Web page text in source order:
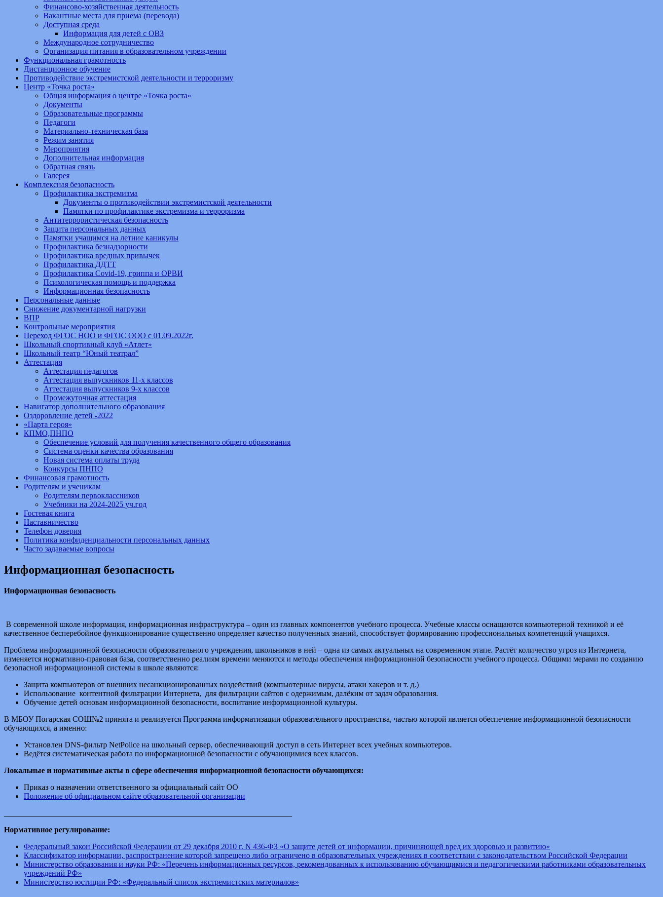
Финансово-хозяйственная деятельность
Вакантные места для приема (перевода)
Доступная среда
Информация для детей с ОВЗ
Международное сотрудничество
Организация питания в образовательном учреждении
Функциональная грамотность
Дистанционное обучение
Противодействие экстремистской деятельности и терроризму
Центр «Точка роста»
Общая информация о центре «Точка роста»
Документы
Образовательные программы
Педагоги
Материально-техническая база
Режим занятия
Мероприятия
Дополнительная информация
Обратная связь
Галерея
Комплексная безопасность
Профилактика экстремизма
Документы о противодействии экстремистской деятельности
Памятки по профилактике экстремизма и терроризма
Антитеррористическая безопасность
Защита персональных данных
Памятки учащимся на летние каникулы
Профилактика безнадзорности
Профилактика вредных привычек
Профилактика ДДТТ
Профилактика Covid-19, гриппа и ОРВИ
Психологическая помощь и поддержка
Информационная безопасность
Персональные данные
Снижение документарной нагрузки
ВПР
Контрольные мероприятия
Переход ФГОС НОО и ФГОС ООО с 01.09.2022г.
Школьный спортивный клуб «Атлет»
Школьный театр “Юный театрал”
Аттестация
Аттестация педагогов
Аттестация выпускников 11-х классов
Аттестация выпускников 9-х классов
Промежуточная аттестация
Навигатор дополнительного образования
Оздоровление детей -2022
«Парта героя»
КПМО,ПНПО
Обеспечение условий для получения качественного общего образования
Система оценки качества образования
Новая система оплаты труда
Конкурсы ПНПО
Финансовая грамотность
Родителям и ученикам
Родителям первоклассников
Учебники на 2024-2025 уч.год
Гостевая книга
Наставничество
Телефон доверия
Политика конфиденциальности персональных данных
Часто задаваемые вопросы
Информационная безопасность
Информационная безопасность
В современной школе информация, информационная инфраструктура – один из главных компонентов учебного процесса. Учебные классы оснащаются компьютерной техникой и её
качественное бесперебойное функционирование существенно определяет качество полученных знаний, способствует формированию профессиональных компетенций учащихся.
Проблема информационной безопасности образовательного учреждения, школьников в ней – одна из самых актуальных на современном этапе. Растёт количество угроз из Интернета,
изменяется нормативно-правовая база, соответственно реалиям времени меняются и методы обеспечения информационной безопасности учебного процесса. Общими мерами по созданию
безопасной информационной системы в школе являются:
Защита компьютеров от внешних несанкционированных воздействий (компьютерные вирусы, атаки хакеров и т. д.)
Использование контентной фильтрации Интернета, для фильтрации сайтов с одержимым, далёким от задач образования.
Обучение детей основам информационной безопасности, воспитание информационной культуры.
В МБОУ Погарская СОШ№2 принята и реализуется Программа информатизации образовательного пространства, частью которой является обеспечение информационной безопасности
обучающихся, а именно:
Установлен DNS-фильтр NetPolice на школьный сервер, обеспечивающий доступ в сеть Интернет всех учебных компьютеров.
Ведётся систематическая работа по информационной безопасности с обучающимися всех классов.
Локальные и нормативные акты в сфере обеспечения информационной безопасности обучающихся:
Приказ о назначении ответственного за официальный сайт ОО
Положение об официальном сайте образовательной организации
Нормативное регулирование:
Федеральный закон Российской Федерации от 29 декабря 2010 г. N 436-ФЗ «О защите детей от информации, причиняющей вред их здоровью и развитию»
Классификатор информации, распространение которой запрещено либо ограничено в образовательных учреждениях в соответствии с законодательством Российской Федерации
Министерство образования и науки РФ: «Перечень информационных ресурсов, рекомендованных к использованию обучающимися и педагогическими работниками образовательных
учреждений РФ»
Министерство юстиции РФ: «Федеральный список экстремистских материалов»